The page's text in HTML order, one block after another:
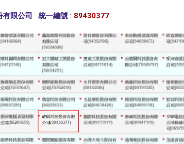
有限公司 統一編號 : 89430377